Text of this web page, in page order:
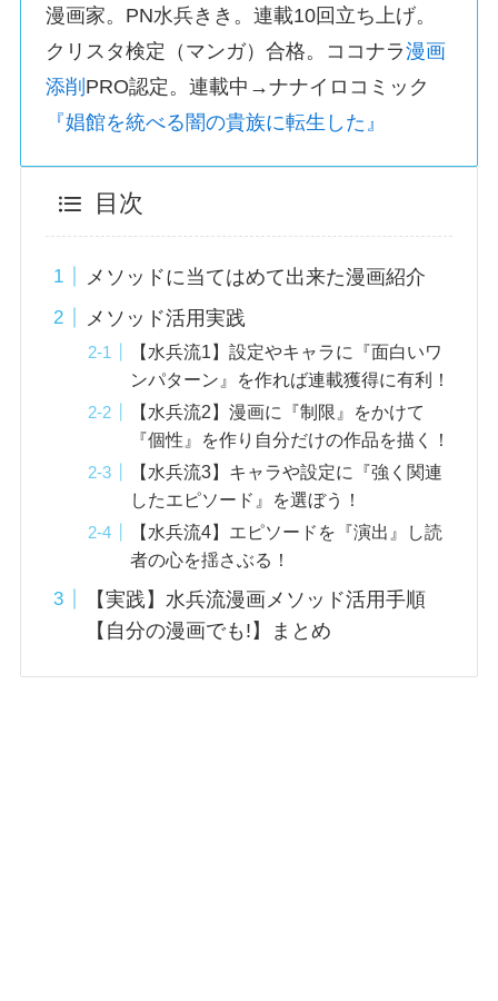
漫画家。PN水兵きき。連載10回立ち上げ。
クリスタ検定（マンガ）合格。ココナラ漫画
添削 PRO認定。連載中→ナナイロコミック
『娼館を統べる闇の貴族に転生した』
目次
メソッドに当てはめて出来た漫画紹介
メソッド活用実践
【水兵流1】設定やキャラに『面白いワ
ンパターン』を作れば連載獲得に有利！
【水兵流2】漫画に『制限』をかけて
『個性』を作り自分だけの作品を描く！
【水兵流3】キャラや設定に『強く関連
したエピソード』を選ぼう！
【水兵流4】エピソードを『演出』し読
者の心を揺さぶる！
【実践】水兵流漫画メソッド活用手順
【自分の漫画でも!】まとめ